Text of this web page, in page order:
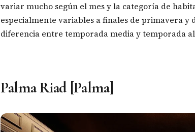
variar mucho según el mes y la categoría de
especialmente variables a finales de primavera y
diferencia entre temporada media y temporada
Palma Riad [Palma]